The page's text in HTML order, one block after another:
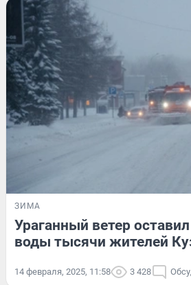
ЗИМА
Ураганный ветер
воды тысячи жителей
14 февраля, 2025, 11:58 3 428